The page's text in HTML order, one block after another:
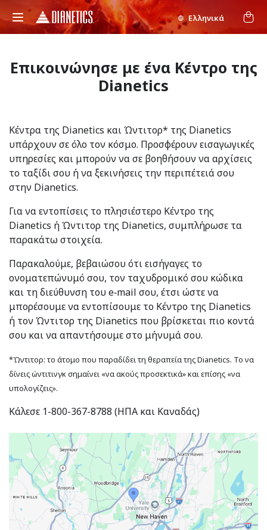
Ελληνικά
Επικοινώνησε με ένα Κέντρο της
Dianetics
Κέντρα της Dianetics και Ώντιτορ* της Dianetics
υπάρχουν σε όλο τον κόσμο. Προσφέρουν εισαγωγικές
υπηρεσίες και μπορούν να σε βοηθήσουν να αρχίσεις
το ταξίδι σου ή να ξεκινήσεις την περιπέτειά σου
στην Dianetics.
Για να εντοπίσεις το πλησιέστερο Κέντρο της
Dianetics ή Ώντιτορ της Dianetics, συμπλήρωσε τα
παρακάτω στοιχεία.
Παρακαλούμε, βεβαιώσου ότι εισήγαγες το
ονοματεπώνυμό σου, τον ταχυδρομικό σου κώδικα
και τη διεύθυνση του e‑mail σου, έτσι ώστε να
μπορέσουμε να εντοπίσουμε το Κέντρο της Dianetics
ή τον Ώντιτορ της Dianetics που βρίσκεται πιο κοντά
σου και να απαντήσουμε στο μήνυμά σου.
*Ώντιτορ: το άτομο που παραδίδει τη θεραπεία της Dianetics. Το να
δίνεις ώντιτινγκ σημαίνει «να ακούς προσεκτικά» και επίσης «να
υπολογίζεις».
Κάλεσε 1-800-367-8788 (ΗΠΑ και Καναδάς)